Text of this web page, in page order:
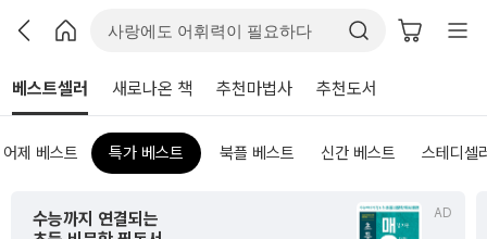
베스트셀러 새로나온 책 추천마법사 추천도서
어제 베스트 특가 베스트 북플 베스트 신간 베스트 스테디셀
AD
수능까지 연결되는